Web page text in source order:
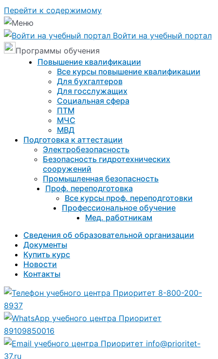
Перейти к содержимому
Войти на учебный портал
Программы обучения
Повышение квалификации
Все курсы повышение квалификации
Для бухгалтеров
Для госслужащих
Социальная сфера
ПТМ
МЧС
МВД
Подготовка к aттестации
Электробезопасность
Безопасность гидротехнических
сооружений
Промышленная безопасность
Проф. переподготовка
Все курсы проф. переподготовки
Профессиональное обучение
Мед. работникам
Сведения об образовательной организации
Документы
Купить курс
Новости
Контакты
8-800-200-
8937
89109850016
info@prioritet-
37.ru